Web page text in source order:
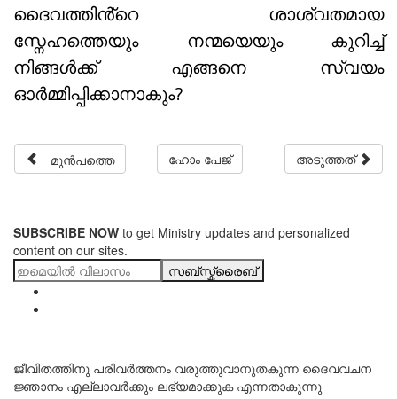
ദൈവത്തിൻ്റെ ശാശ്വതമായ
സ്നേഹത്തെയും നന്മയെയും കുറിച്ച്
നിങ്ങൾക്ക് എങ്ങനെ സ്വയം
ഓർമ്മിപ്പിക്കാനാകും?
മുൻപത്തെ ഹോം പേജ് അടുത്തത്
SUBSCRIBE NOW to get Ministry updates and personalized
content on our sites.
സബ്സ്ക്രൈബ്
ജീവിതത്തിനു പരിവർത്തനം വരുത്തുവാനുതകുന്ന ദൈവവചന
ജ്ഞാനം എല്ലാവർക്കും ലഭ്യമാക്കുക എന്നതാകുന്നു